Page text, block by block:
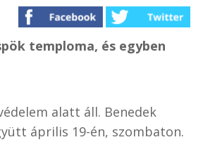
temploma, és egyben
alatt áll. Benedek
április 19-én, szombaton.